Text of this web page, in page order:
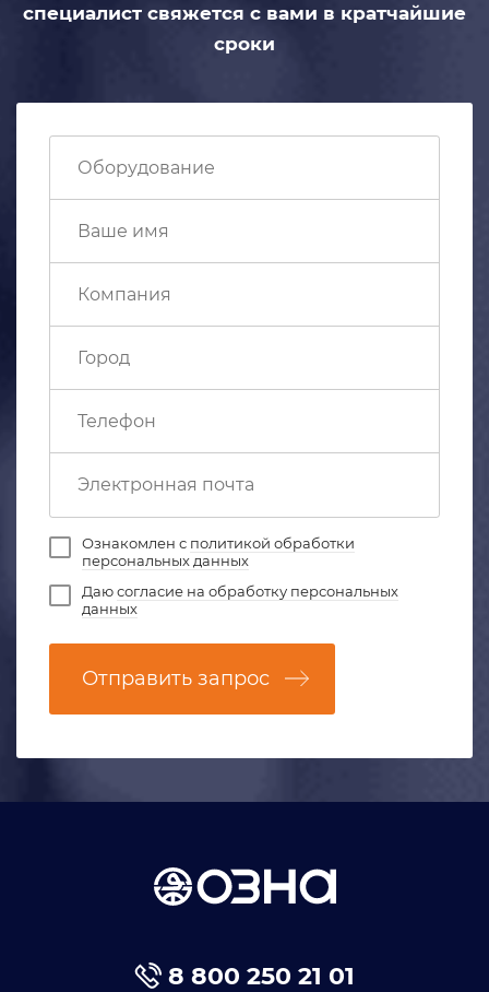
специалист свяжется с вами в кратчайшие
сроки
Ознакомлен с политикой обработки
персональных данных
Даюсогласие на обработку персональных
данных
Отправить запрос
8 800 250 21 01